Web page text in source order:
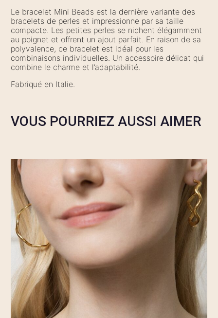
Le bracelet Mini Beads est la dernière variante des
bracelets de perles et impressionne par sa taille
compacte. Les petites perles se nichent élégamment
au poignet et offrent un ajout parfait. En raison de sa
polyvalence, ce bracelet est idéal pour les
combinaisons individuelles. Un accessoire délicat qui
combine le charme et l’adaptabilité.
Fabriqué en Italie.
VOUS POURRIEZ AUSSI AIMER